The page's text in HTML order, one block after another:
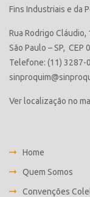
Fins Industriais e da
Rua Rodrigo Cláudio,
São Paulo – SP, CEP
Telefone: (11) 3287-
Ver localização no
Home
Quem Somos
Convenções